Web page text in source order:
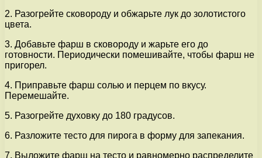
2. Разогрейте сковороду и обжарьте лук до золотистого
цвета.
3. Добавьте фарш в сковороду и жарьте его до
готовности. Периодически помешивайте, чтобы фарш не
пригорел.
4. Приправьте фарш солью и перцем по вкусу.
Перемешайте.
5. Разогрейте духовку до 180 градусов.
6. Разложите тесто для пирога в форму для запекания.
7. Выложите фарш на тесто и равномерно распределите